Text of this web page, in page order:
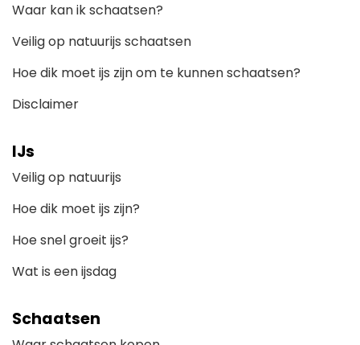
Waar kan ik schaatsen?
Veilig op natuurijs schaatsen
Hoe dik moet ijs zijn om te kunnen schaatsen?
Disclaimer
IJs
Veilig op natuurijs
Hoe dik moet ijs zijn?
Hoe snel groeit ijs?
Wat is een ijsdag
Schaatsen